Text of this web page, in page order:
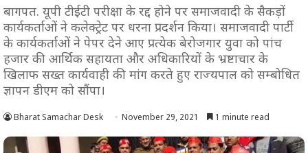
बागपत. यूपी टीईटी परीक्षा के रद्द होने पर समाजवादी के सैकड़ों
कार्यकर्ताओं ने कलेक्ट्रेट पर धरना प्रदर्शन किया। समाजवादी पार्टी
के कार्यकर्ताओं ने पेपर देने आए प्रत्येक बेरोजगार युवा को पांच
हजार की आर्थिक सहायता और अधिकारियों के भ्रष्टाचार के
खिलाफ सख्त कार्यवाही की मांग करते हुए राज्यपाल को सम्बोधित
ज्ञापन डीएम को सौंपा।
Bharat Samachar Desk November 29, 2021 1 minute read